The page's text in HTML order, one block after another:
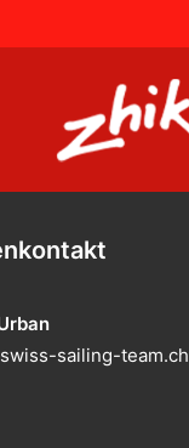
sailing-team.ch